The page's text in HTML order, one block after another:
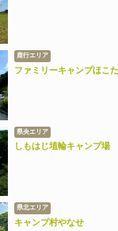
鹿行エリア
ファミリーキャンプほこ
県央エリア
しもはじ埴輪キャンプ場
県北エリア
キャンプ村やなせ